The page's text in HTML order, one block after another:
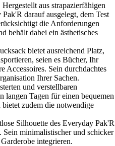
Hergestellt aus strapazierfähigen
darauf ausgelegt, dem Test
die Anforderungen
behält dabei ein ästhetisches
bietet ausreichend Platz,
seien es Bücher, Ihr
Accessoires. Sein durchdachtes
Ihrer Sachen.
und verstellbaren
langen Tagen für einen bequemen
zudem die notwendige
Silhouette des Everyday Pak'R
Sein minimalistischer und schicker
integrieren.